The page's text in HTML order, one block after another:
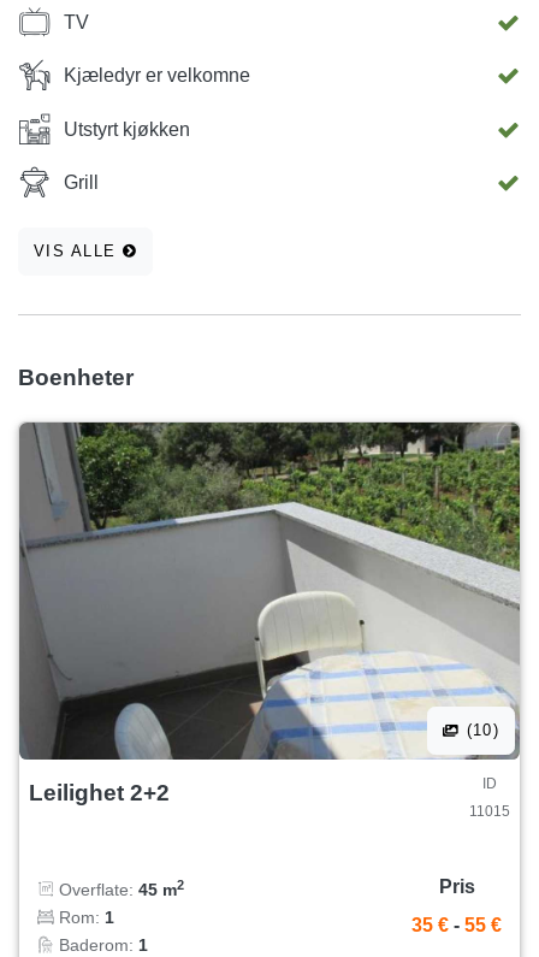
TV
Kjæledyr er velkomne
Utstyrt kjøkken
Grill
VIS ALLE
Boenheter
(10)
Leilighet 2+2
ID
11015
Overflate: 45 m2
Rom: 1
Baderom: 1
Pris
35 € - 55 €